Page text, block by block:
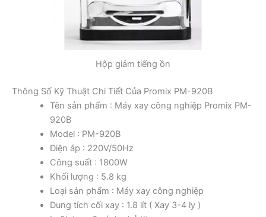
Hộp giảm tiếng ồn
Thông Số Kỹ Thuật Chi Tiết Của Promix PM-920B
Tên sản phẩm : Máy xay công nghiệp Promix PM-
920B
Model : PM-920B
Điện áp : 220V/50Hz
Công suất : 1800W
Khối lượng : 5.8 kg
Loại sản phẩm : Máy xay công nghiệp
Dung tích cối xay : 1.8 lít ( Xay 3-4 ly )